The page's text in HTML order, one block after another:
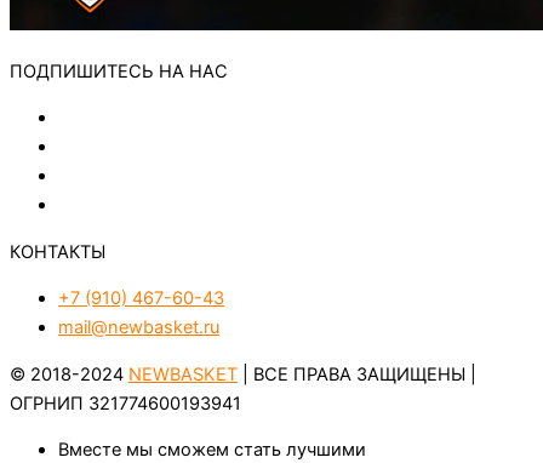
ПОДПИШИТЕСЬ НА НАС
КОНТАКТЫ
+7 (910) 467-60-43
mail@newbasket.ru
© 2018-2024 NEWBASKET | ВСЕ ПРАВА ЗАЩИЩЕНЫ |
ОГРНИП 321774600193941
Вместе мы сможем стать лучшими